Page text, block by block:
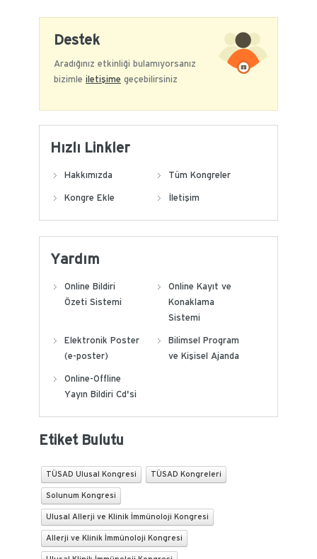
Destek
Aradığınız etkinliği bulamıyorsanız
bizimle iletişime geçebilirsiniz
Hızlı Linkler
Hakkımızda Tüm Kongreler
Kongre Ekle İletişim
Yardım
Online Bildiri
Özeti Sistemi
Online Kayıt ve
Konaklama
Sistemi
Elektronik Poster
(e-poster)
Bilimsel Program
ve Kişisel Ajanda
Online-Offline
Yayın Bildiri Cd'si
Etiket Bulutu
TÜSAD Ulusal Kongresi TÜSAD Kongreleri
Solunum Kongresi
Ulusal Allerji ve Klinik İmmünoloji Kongresi
Allerji ve Klinik İmmünoloji Kongresi